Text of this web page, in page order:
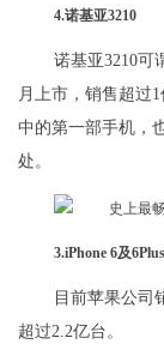
4.诺基亚3210
诺基亚3210可
月上市，销售超过
中的第一部手机，
处。
3.iPhone 6及6Plus
目前苹果公司
超过2.2亿台。